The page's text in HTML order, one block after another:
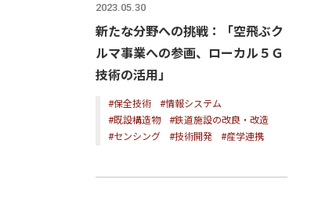
2023.05.30
新たな分野への挑戦：「空飛ぶク
ルマ事業への参画、ローカル５Ｇ
技術の活用」
#保全技術
#情報システム
#既設構造物
#鉄道施設の改良・改造
#センシング
#技術開発 #産学連携